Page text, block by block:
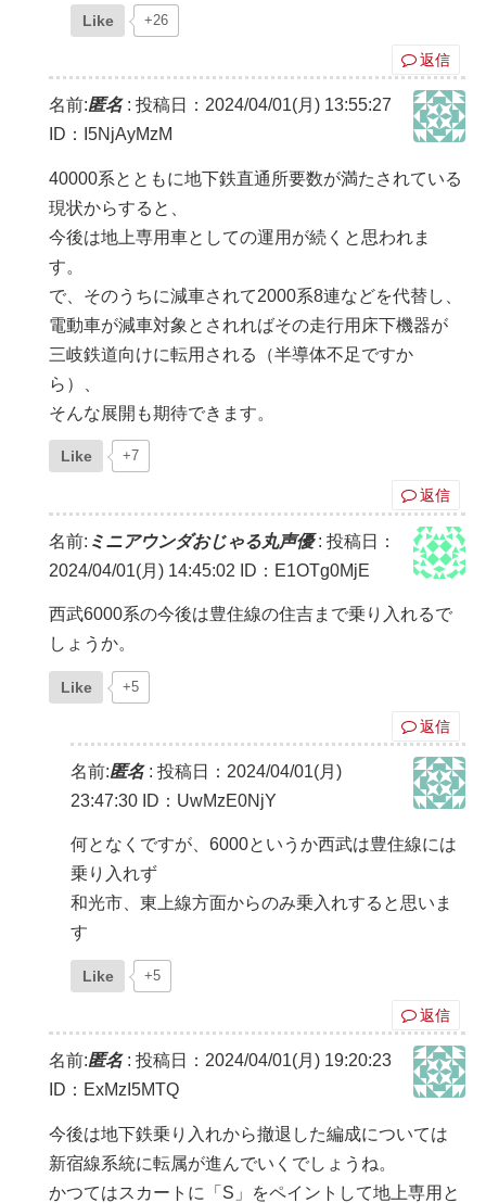
Like +26
返信
名前:匿名: 投稿日：2024/04/01(月) 13:55:27
ID：I5NjAyMzM
40000系とともに地下鉄直通所要数が満たされている
現状からすると、
今後は地上専用車としての運用が続くと思われま
す。
で、そのうちに減車されて2000系8連などを代替し、
電動車が減車対象とされればその走行用床下機器が
三岐鉄道向けに転用される（半導体不足ですか
ら）、
そんな展開も期待できます。
Like +7
返信
名前: ミニアウンダおじゃる丸声優: 投稿日：
2024/04/01(月) 14:45:02
ID：E1OTg0MjE
西武6000系の今後は豊住線の住吉まで乗り入れるで
しょうか。
Like +5
返信
名前:匿名: 投稿日：2024/04/01(月)
23:47:30 ID：UwMzE0NjY
何となくですが、6000というか西武は豊住線には
乗り入れず
和光市、東上線方面からのみ乗入れすると思いま
す
Like +5
返信
名前:匿名: 投稿日：2024/04/01(月) 19:20:23
ID：ExMzI5MTQ
今後は地下鉄乗り入れから撤退した編成については
新宿線系統に転属が進んでいくでしょうね。
かつてはスカートに「S」をペイントして地上専用と